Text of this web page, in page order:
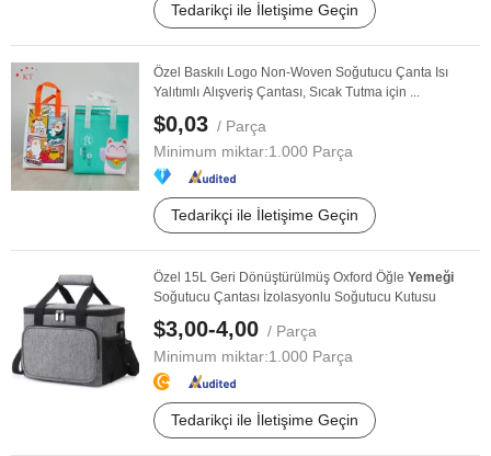
Tedarikçi ile İletişime Geçin
Özel Baskılı Logo Non-Woven Soğutucu Çanta Isı
Yalıtımlı Alışveriş Çantası, Sıcak Tutma için ...
$0,03 / Parça
Minimum miktar:1.000 Parça
Tedarikçi ile İletişime Geçin
Özel 15L Geri Dönüştürülmüş Oxford Öğle Yemeği
Soğutucu Çantası İzolasyonlu Soğutucu Kutusu
$3,00-4,00 / Parça
Minimum miktar:1.000 Parça
Tedarikçi ile İletişime Geçin